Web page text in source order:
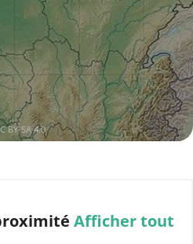
BY-SA 4.0
Afficher tout